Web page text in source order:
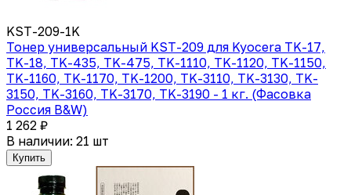
KST-209-1K
Тонер универсальный KST-209 для Kyocera TK-17,
TK-18, TK-435, TK-475, TK-1110, TK-1120, TK-1150,
TK-1160, TK-1170, TK-1200, TK-3110, TK-3130, TK-
3150, TK-3160, TK-3170, TK-3190 - 1 кг. (Фасовка
Россия B&W)
1 262 ₽
В наличии: 21 шт
Купить